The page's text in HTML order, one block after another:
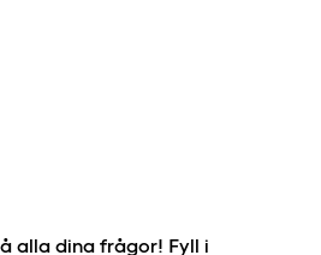
alla dina frågor! Fyll i